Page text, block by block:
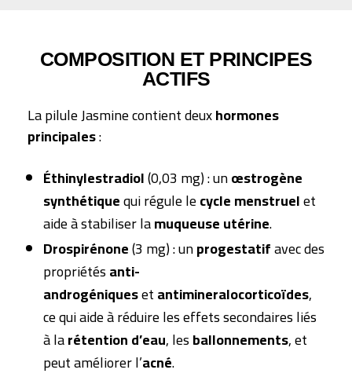
COMPOSITION ET PRINCIPES
ACTIFS
La pilule Jasmine contient deuxhormones
principales:
Éthinylestradiol(0,03 mg) : unœstrogène
synthétiquequi régule lecycle menstruelet
aide à stabiliser lamuqueuse utérine.
Drospirénone(3 mg) : unprogestatifavec des
propriétésanti-
androgéniquesetantimineralocorticoïdes,
ce qui aide à réduire les effets secondaires liés
à larétention d’eau, lesballonnements, et
peut améliorer l’acné.